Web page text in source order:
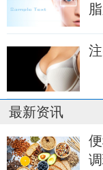
最新资讯